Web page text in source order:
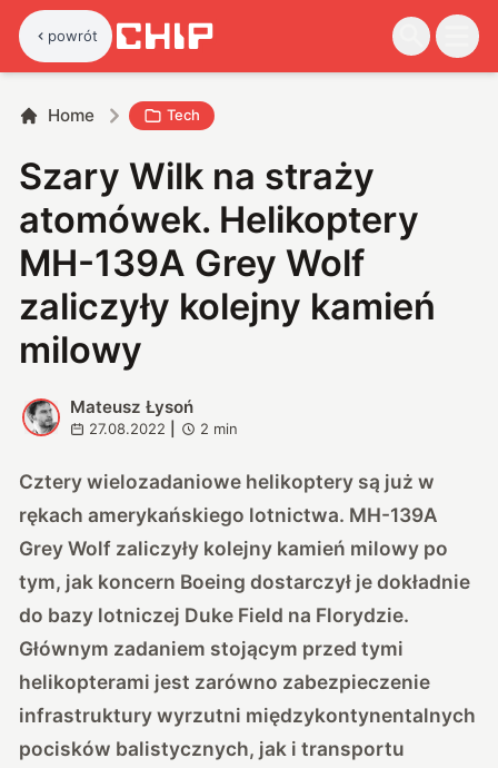
powrót
Home Tech
Szary Wilk na straży
atomówek. Helikoptery
MH-139A Grey Wolf
zaliczyły kolejny kamień
milowy
M
Mateusz Łysoń
27.08.2022 2 min
Cztery wielozadaniowe helikoptery są już w
rękach amerykańskiego lotnictwa. MH-139A
Grey Wolf zaliczyły kolejny kamień milowy po
tym, jak koncern Boeing dostarczył je dokładnie
do bazy lotniczej Duke Field na Florydzie.
Głównym zadaniem stojącym przed tymi
helikopterami jest zarówno zabezpieczenie
infrastruktury wyrzutni międzykontynentalnych
pocisków balistycznych, jak i transportu